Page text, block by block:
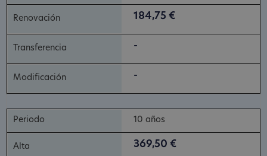
184,75 €
-
-
10 años
369,50 €